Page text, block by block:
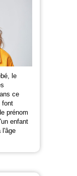
le
ce
font
prénom
enfant
l'âge